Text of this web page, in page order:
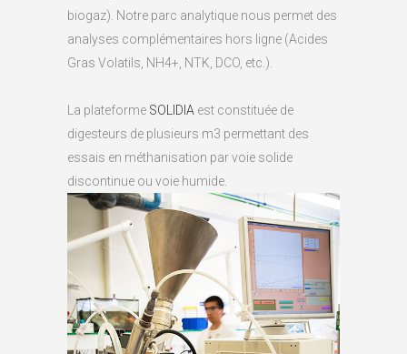
biogaz). Notre parc analytique nous permet des
analyses complémentaires hors ligne (Acides
Gras Volatils, NH4+, NTK, DCO, etc.).
La plateforme SOLIDIA est constituée de
digesteurs de plusieurs m3 permettant des
essais en méthanisation par voie solide
discontinue ou voie humide.